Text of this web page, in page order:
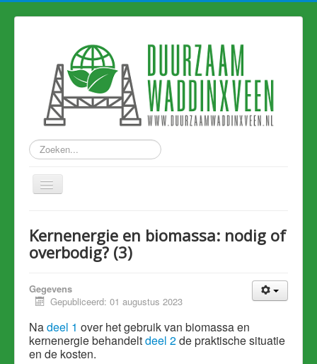
Zoeken...
Nieuws
Duurzame links
Kernenergie en biomassa: nodig of
overbodig? (3)
Gegevens
Gepubliceerd: 01 augustus 2023
Nadeel 1 over het gebruik van biomassa en
kernenergie behandeltdeel 2de praktische situatie
en de kosten.